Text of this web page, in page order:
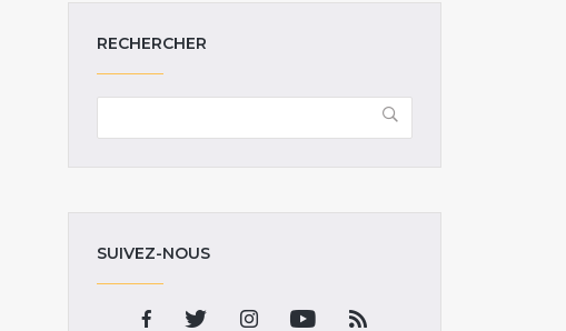
RECHERCHER
SUIVEZ-NOUS